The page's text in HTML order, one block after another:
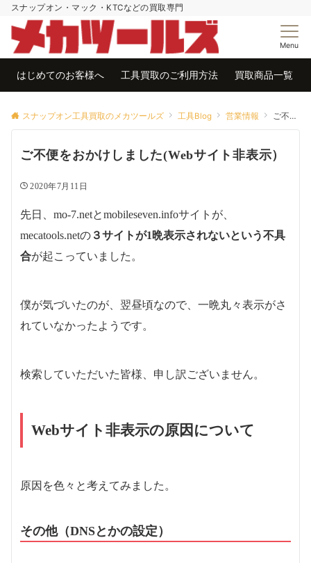
スナップオン・マック・KTCなどの買取専門
Menu
はじめてのお客様へ 工具買取のご利用方法 買取商品一覧
スナップオン工具買取のメカツールズ 工具Blog 営業情報 ご不便をおかけしました(Webサイト非表示）
ご不便をおかけしました(Webサイト非表示）
2020年7月11日
先日、mo-7.netとmobileseven.infoサイトが、
mecatools.netの ３サイトが1晩表示されないという不具
合が起こっていました。
僕が気づいたのが、翌昼頃なので、一晩丸々表示がさ
れていなかったようです。
検索していただいた皆様、申し訳ございません。
Webサイト非表示の原因について
原因を色々と考えてみました。
その他（DNSとかの設定）